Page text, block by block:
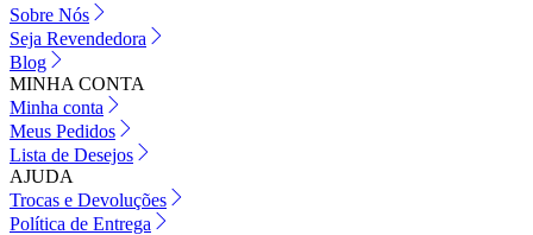
Sobre Nós
Seja Revendedora
Blog
MINHA CONTA
Minha conta
Meus Pedidos
Lista de Desejos
AJUDA
Trocas e Devoluções
Política de Entrega